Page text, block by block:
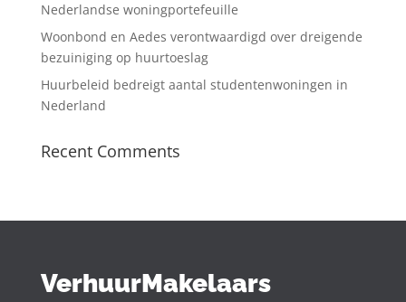
Nederlandse woningportefeuille
Woonbond en Aedes verontwaardigd over dreigende
bezuiniging op huurtoeslag
Huurbeleid bedreigt aantal studentenwoningen in
Nederland
Recent Comments
VerhuurMakelaars